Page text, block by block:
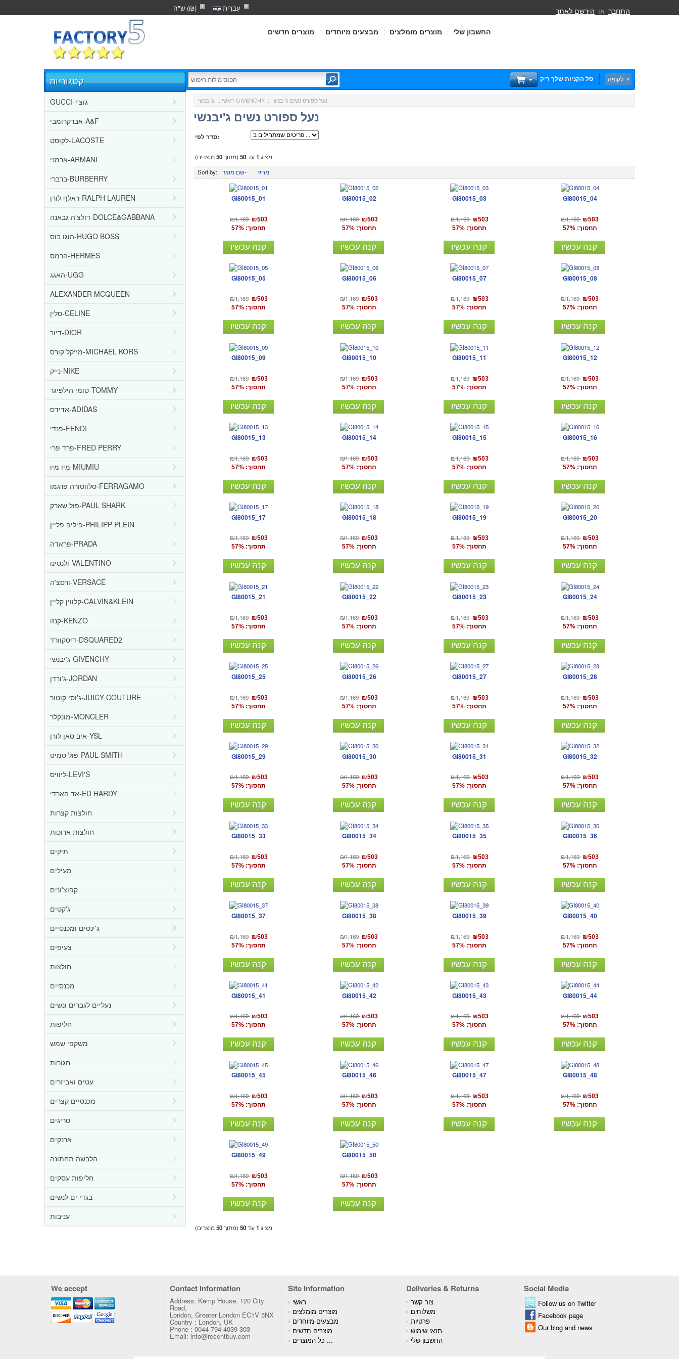
עִברִית ש"ח (₪)
מוצרים חדשים מבצעים מיוחדים מוצרים מומלצים החשבון שלי
התחבר או הירשם לאתר
סל הקניות שלך ריק לקופה
קטגוריות
GUCCI-גוצ'י
אברקרומבי-A&F
לקוסט-LACOSTE
ארמני-ARMANI
ברברי-BURBERRY
ראלף לורן-RALPH LAUREN
דולצ'ה גבאנה-DOLCE&GABBANA
הוגו בוס-HUGO BOSS
הרמס-HERMES
האגג-UGG
ALEXANDER MCQUEEN
סלין-CELINE
דיור-DIOR
מייקל קורס-MICHAEL KORS
נייק-NIKE
טומי הילפיגר-TOMMY
אדידס-ADIDAS
פנדי-FENDI
פרד פרי-FRED PERRY
מיו מיו-MIUMIU
סלווטורה פרגמו-FERRAGAMO
פול שארק-PAUL SHARK
פיליפ פליין-PHILIPP PLEIN
פראדה-PRADA
ולנטינו-VALENTINO
ורסצ'ה-VERSACE
קלווין קליין-CALVIN&KLEIN
קנזו-KENZO
דיסקוורד-DSQUARED2
ג'יבנשי-GIVENCHY
ג'ורדן-JORDAN
ג'וסי קוטור-JUICY COUTURE
מונקלר-MONCLER
איב סאן לורן-YSL
פול סמיט-PAUL SMITH
ליוויס-LEVI'S
אד הארדי-ED HARDY
חולצות קצרות
חולצות ארוכות
תיקים
מעילים
קפוצ'ונים
ג'קטים
ג'ינסים ומכנסיים
צעיפים
חולצות
מכנסיים
נעליים לגברים ונשים
חליפות
משקפי שמש
חגורות
עטים ואביזרים
מכנסיים קצרים
סריגים
ארנקים
הלבשה תחתונה
חליפות עסקים
בגדי ים לנשים
עניבות
ראשי :: ג'יבנשי-GIVENCHY :: נעל ספורט נשים ג'יבנשי
נעל ספורט נשים ג'יבנשי
סדר לפי:
מציג 1עד50(מתוך50מוצרים)
Sort by:
שם מוצר- מחיר
GI80015_01
₪1,169 ₪503
תחסוך: 57%
קנה עכשיו
GI80015_02
₪1,169 ₪503
תחסוך: 57%
קנה עכשיו
GI80015_03
₪1,169 ₪503
תחסוך: 57%
קנה עכשיו
GI80015_04
₪1,169 ₪503
תחסוך: 57%
קנה עכשיו
GI80015_05
₪1,169 ₪503
תחסוך: 57%
קנה עכשיו
GI80015_06
₪1,169 ₪503
תחסוך: 57%
קנה עכשיו
GI80015_07
₪1,169 ₪503
תחסוך: 57%
קנה עכשיו
GI80015_08
₪1,169 ₪503
תחסוך: 57%
קנה עכשיו
GI80015_09
₪1,169 ₪503
תחסוך: 57%
קנה עכשיו
GI80015_10
₪1,169 ₪503
תחסוך: 57%
קנה עכשיו
GI80015_11
₪1,169 ₪503
תחסוך: 57%
קנה עכשיו
GI80015_12
₪1,169 ₪503
תחסוך: 57%
קנה עכשיו
GI80015_13
₪1,169 ₪503
תחסוך: 57%
קנה עכשיו
GI80015_14
₪1,169 ₪503
תחסוך: 57%
קנה עכשיו
GI80015_15
₪1,169 ₪503
תחסוך: 57%
קנה עכשיו
GI80015_16
₪1,169 ₪503
תחסוך: 57%
קנה עכשיו
GI80015_17
₪1,169 ₪503
תחסוך: 57%
קנה עכשיו
GI80015_18
₪1,169 ₪503
תחסוך: 57%
קנה עכשיו
GI80015_19
₪1,169 ₪503
תחסוך: 57%
קנה עכשיו
GI80015_20
₪1,169 ₪503
תחסוך: 57%
קנה עכשיו
GI80015_21
₪1,169 ₪503
תחסוך: 57%
קנה עכשיו
GI80015_22
₪1,169 ₪503
תחסוך: 57%
קנה עכשיו
GI80015_23
₪1,169 ₪503
תחסוך: 57%
קנה עכשיו
GI80015_24
₪1,169 ₪503
תחסוך: 57%
קנה עכשיו
GI80015_25
₪1,169 ₪503
תחסוך: 57%
קנה עכשיו
GI80015_26
₪1,169 ₪503
תחסוך: 57%
קנה עכשיו
GI80015_27
₪1,169 ₪503
תחסוך: 57%
קנה עכשיו
GI80015_28
₪1,169 ₪503
תחסוך: 57%
קנה עכשיו
GI80015_29
₪1,169 ₪503
תחסוך: 57%
קנה עכשיו
GI80015_30
₪1,169 ₪503
תחסוך: 57%
קנה עכשיו
GI80015_31
₪1,169 ₪503
תחסוך: 57%
קנה עכשיו
GI80015_32
₪1,169 ₪503
תחסוך: 57%
קנה עכשיו
GI80015_33
₪1,169 ₪503
תחסוך: 57%
קנה עכשיו
GI80015_34
₪1,169 ₪503
תחסוך: 57%
קנה עכשיו
GI80015_35
₪1,169 ₪503
תחסוך: 57%
קנה עכשיו
GI80015_36
₪1,169 ₪503
תחסוך: 57%
קנה עכשיו
GI80015_37
₪1,169 ₪503
תחסוך: 57%
קנה עכשיו
GI80015_38
₪1,169 ₪503
תחסוך: 57%
קנה עכשיו
GI80015_39
₪1,169 ₪503
תחסוך: 57%
קנה עכשיו
GI80015_40
₪1,169 ₪503
תחסוך: 57%
קנה עכשיו
GI80015_41
₪1,169 ₪503
תחסוך: 57%
קנה עכשיו
GI80015_42
₪1,169 ₪503
תחסוך: 57%
קנה עכשיו
GI80015_43
₪1,169 ₪503
תחסוך: 57%
קנה עכשיו
GI80015_44
₪1,169 ₪503
תחסוך: 57%
קנה עכשיו
GI80015_45
₪1,169 ₪503
תחסוך: 57%
קנה עכשיו
GI80015_46
₪1,169 ₪503
תחסוך: 57%
קנה עכשיו
GI80015_47
₪1,169 ₪503
תחסוך: 57%
קנה עכשיו
GI80015_48
₪1,169 ₪503
תחסוך: 57%
קנה עכשיו
GI80015_49
₪1,169 ₪503
תחסוך: 57%
קנה עכשיו
GI80015_50
₪1,169 ₪503
תחסוך: 57%
קנה עכשיו
מציג 1עד50(מתוך50מוצרים)
We accept Contact Information Site Information Deliveries & Returns Social Media
Address: Kemp House, 120 City
Road,
London, Greater London EC1V 5NX
Country : London, UK
Phone : 0044-794-4039-303
Email: info@recentbuy.com
ראשי
מוצרים מומלצים
מבצעים מיוחדים
מוצרים חדשים
כל המוצרים ...
צור קשר
משלוחים
פרטיות
תנאי שימוש
החשבון שלי
Follow us on Twitter
Facebook page
Our blog and news